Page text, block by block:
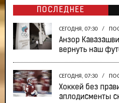
ПОСЛЕДНЕЕ
СЕГОДНЯ, 07:30 /
Анзор
вернуть наш
СЕГОДНЯ, 07:30 /
Хоккей без
аплодисменты